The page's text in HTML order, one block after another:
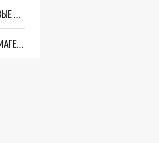
"ОЧЕНЬ ПЛОХИЕ НОВОСТИ": БОЛЬШАЯ ОШИБКА PALANTIR В РОССИИ. СТРАНЫ НАТО ВПЕРВЫЕ ЗА СВО ОСТАНОВИЛИ ПОСТАВКИ ОРУЖИЯ. ВСУ ТЕРЯЮТ ПРИГРАНИЧЬЕ?
ТРИ ГЛАВНЫХ ИНСАЙДА ОБ СВО. ОТМЕНА МОБИЛИЗАЦИИ И ВОЗВРАЩЕНИЕ "ГЕНЕРАЛА АРМАГЕДДОНА"? ОТЛИЧНЫЕ НОВОСТИ, КОТОРЫЕ ЖДАЛИ ВСЕ